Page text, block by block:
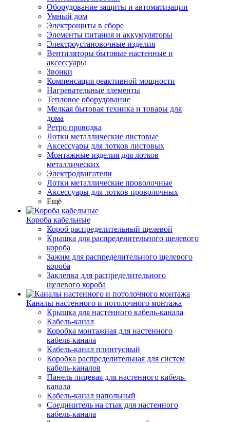
Оборудование защиты и автоматизации
Умный дом
Электрощиты в сборе
Элементы питания и аккумуляторы
Электроустановочные изделия
Вентиляторы бытовые настенные и
аксессуары
Звонки
Компенсация реактивной мощности
Нагревательные элементы
Тепловое оборудование
Мелкая бытовая техника и товары для
дома
Ретро проводка
Лотки металлические листовые
Аксессуары для лотков листовых
Монтажные изделия для лотков
металлических
Электродвигатели
Лотки металлические проволочные
Аксессуары для лотков проволочных
Ещё
Короба кабельные
Короб распределительный щелевой
Крышка для распределительного щелевого
короба
Зажим для распределительного щелевого
короба
Заклепка для распределительного
щелевого короба
Каналы настенного и потолочного монтажа
Крышка для настенного кабель-канала
Кабель-канал
Коробка монтажная для настенного
кабель-канала
Кабель-канал плинтусный
Коробка распределительная для систем
кабель-каналов
Панель лицевая для настенного кабель-
канала
Кабель-канал напольный
Соединитель на стык для настенного
кабель-канала